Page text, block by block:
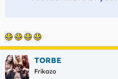
TORBE
Frikazo